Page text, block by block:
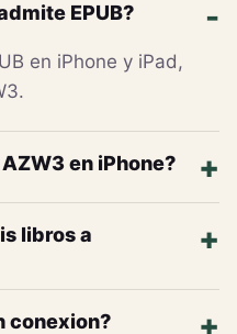
EPUB?
en iPhone y iPad,
en iPhone?
libros a
conexion?